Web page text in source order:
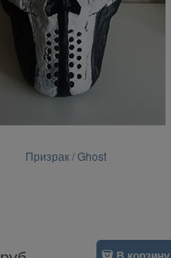
Призрак / Ghost